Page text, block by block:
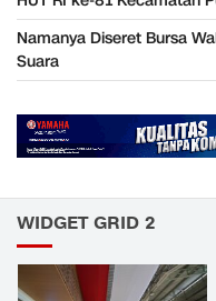
Namanya Diseret Bursa
Suara
WIDGET GRID 2